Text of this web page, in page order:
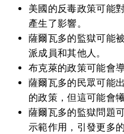
美國的反毒政策可能
產生了影響。
薩爾瓦多的監獄可能
派成員和其他人。
布克萊的政策可能會
薩爾瓦多的民眾可能
的政策，但這可能會
薩爾瓦多的監獄問題
示範作用，引發更多